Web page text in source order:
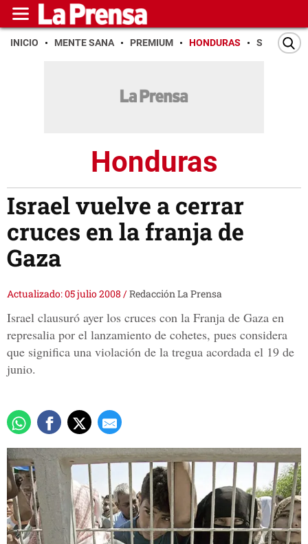
INICIO MENTE SANA PREMIUM HONDURAS SAN PEDRO
Honduras
Israel vuelve a cerrar
cruces en la franja de
Gaza
Actualizado: 05 julio 2008 /Redacción La Prensa
Israel clausuró ayer los cruces con la Franja de Gaza en
represalia por el lanzamiento de cohetes, pues considera
que significa una violación de la tregua acordada el 19 de
junio.